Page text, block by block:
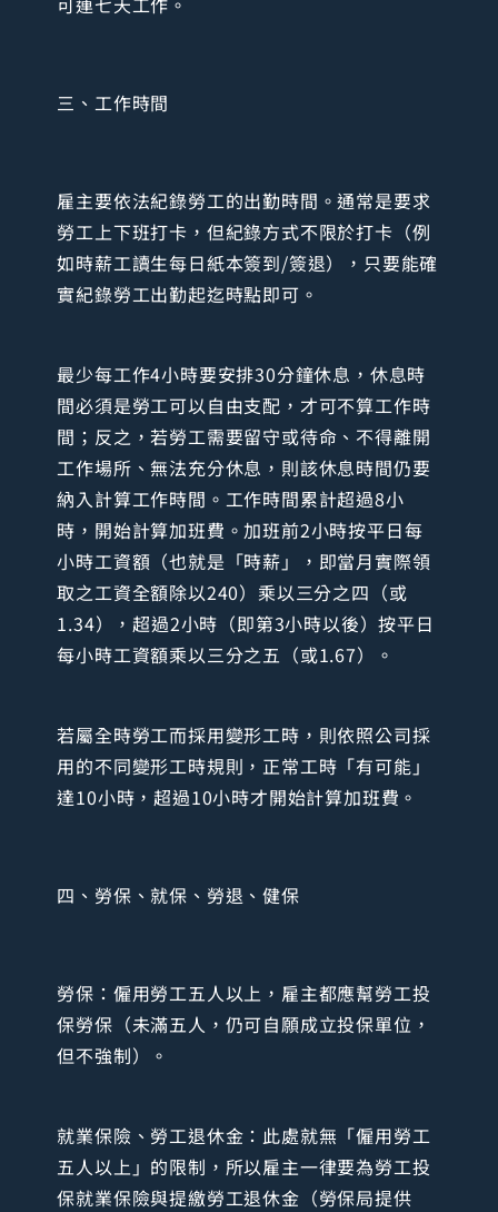
三、工作時間
雇主要依法紀錄勞工的出勤時間。通常是要求
勞工上下班打卡，但紀錄方式不限於打卡（例
如時薪工讀生每日紙本簽到/簽退），只要能確
實紀錄勞工出勤起迄時點即可。
最少每工作4小時要安排30分鐘休息，休息時
間必須是勞工可以自由支配，才可不算工作時
間；反之，若勞工需要留守或待命、不得離開
工作場所、無法充分休息，則該休息時間仍要
納入計算工作時間。工作時間累計超過8小
時，開始計算加班費。加班前2小時按平日每
小時工資額（也就是「時薪」，即當月實際領
取之工資全額除以240）乘以三分之四（或
1.34），超過2小時（即第3小時以後）按平日
每小時工資額乘以三分之五（或1.67）。
若屬全時勞工而採用變形工時，則依照公司採
用的不同變形工時規則，正常工時「有可能」
達10小時，超過10小時才開始計算加班費。
四、勞保、就保、勞退、健保
勞保：僱用勞工五人以上，雇主都應幫勞工投
保勞保（未滿五人，仍可自願成立投保單位，
但不強制）。
就業保險、勞工退休金：此處就無「僱用勞工
五人以上」的限制，所以雇主一律要為勞工投
保就業保險與提繳勞工退休金（勞保局提供